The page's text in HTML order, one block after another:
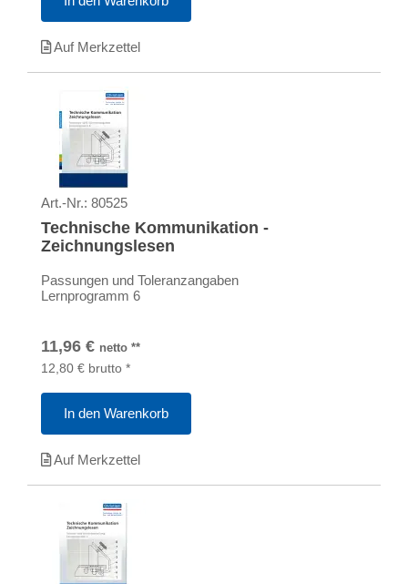
Auf Merkzettel
Art.-Nr.: 80525
Technische Kommunikation -
Zeichnungslesen
Passungen und Toleranzangaben
Lernprogramm 6
11,96 € netto **
12,80 € brutto *
In den Warenkorb
Auf Merkzettel